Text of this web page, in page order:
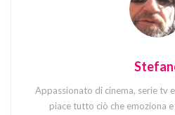
Appassionato di cinema, serie tv
piace tutto ciò che emoziona